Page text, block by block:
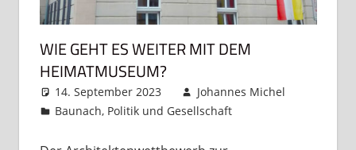
WIE GEHT ES WEITER MIT DEM
HEIMATMUSEUM?
14. September 2023
Johannes Michel
Baunach, Politik und Gesellschaft